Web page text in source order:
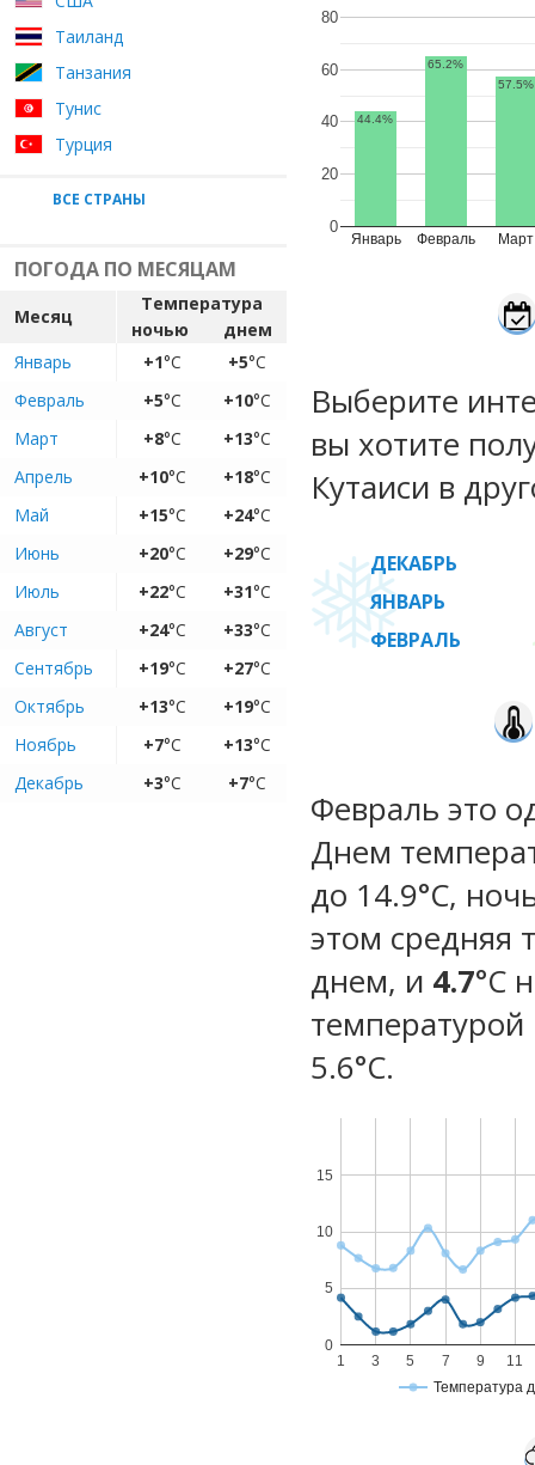
Таиланд
Танзания
Тунис
Турция
ВСЕ СТРАНЫ
ПОГОДА ПО МЕСЯЦАМ
Месяц
Температура
ночью
днем
Январь
+1°C +5°C
Февраль
+5°C +10°C
Март
+8°C +13°C
Апрель
+10°C +18°C
Май
+15°C +24°C
Июнь
+20°C +29°C
Июль
+22°C +31°C
Август
+24°C +33°C
Сентябрь
+19°C +27°C
Октябрь
+13°C +19°C
Ноябрь
+7°C +13°C
Декабрь
+3°C +7°C
Январь Февраль Март
0
20
40
60
80
44.4%
65.2%
57.5%
Выберите
вы хотите
Кутаиси в
ДЕКАБРЬ
ЯНВАРЬ
ФЕВРАЛЬ
Февраль это
Днем
до 14.9°C,
этом средняя
днем, и 4.7°C
температурой
5.6°С.
Температура
1 3 5 7 9 11
0
5
10
15